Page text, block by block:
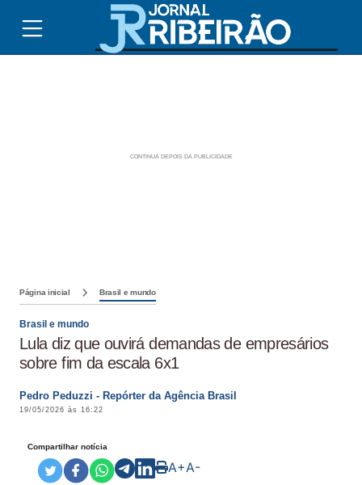
Página inicial Brasil e mundo
Brasil e mundo
Lula diz que ouvirá demandas de empresários
sobre fim da escala 6x1
Pedro Peduzzi - Repórter da Agência Brasil
19/05/2026 às 16:22
Compartilhar notícia
A+A-